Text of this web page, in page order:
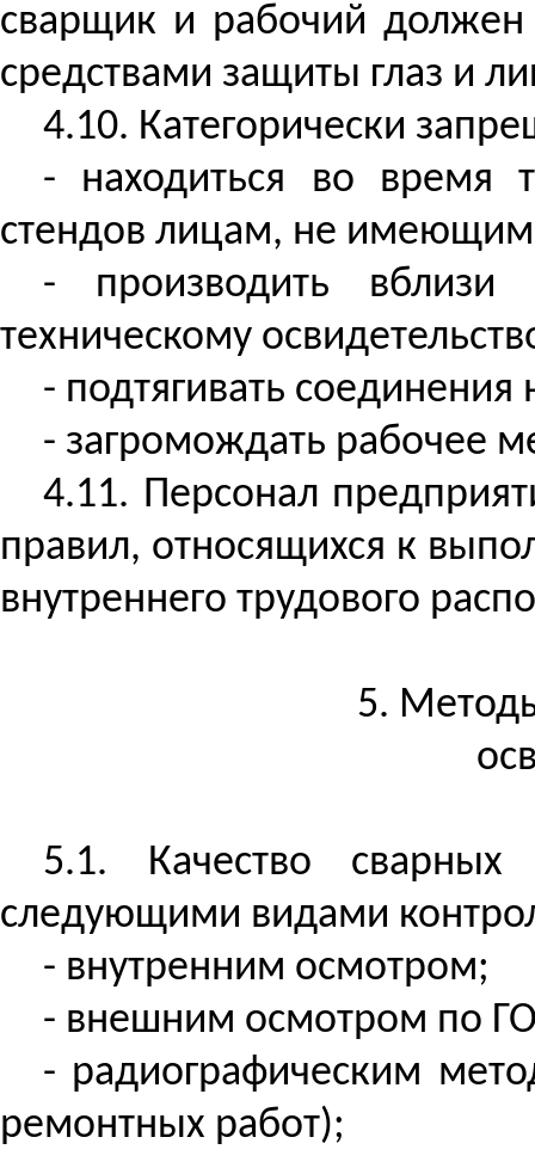
сварщик и рабочий
средствами защиты глаз и
4.10. Категорически
- находиться во время
стендов лицам, не имеющим
- производить вблизи
техническому
- подтягивать
- загромождать рабочее
4.11. Персонал
правил, относящихся к
внутреннего трудового
5.
5.1. Качество
следующими видами
- внутренним осмотром;
- внешним осмотром по
- радиографическим
ремонтных работ);